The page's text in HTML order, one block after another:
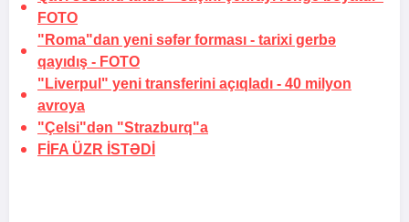
FOTO
"Roma"dan yeni səfər forması - tarixi gerbə
qayıdış - FOTO
"Liverpul" yeni transferini açıqladı - 40 milyon
avroya
"Çelsi"dən "Strazburq"a
FİFA ÜZR İSTƏDİ